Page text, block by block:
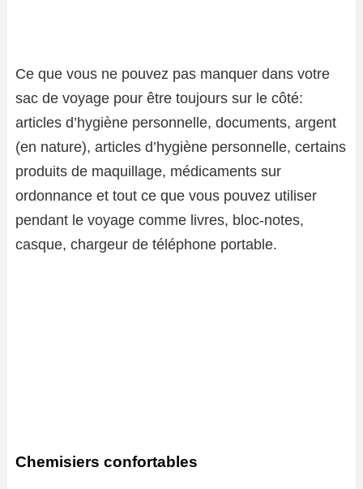
Ce que vous ne pouvez pas manquer dans votre
sac de voyage pour être toujours sur le côté:
articles d’hygiène personnelle, documents, argent
(en nature), articles d’hygiène personnelle, certains
produits de maquillage, médicaments sur
ordonnance et tout ce que vous pouvez utiliser
pendant le voyage comme livres, bloc-notes,
casque, chargeur de téléphone portable.
Chemisiers confortables